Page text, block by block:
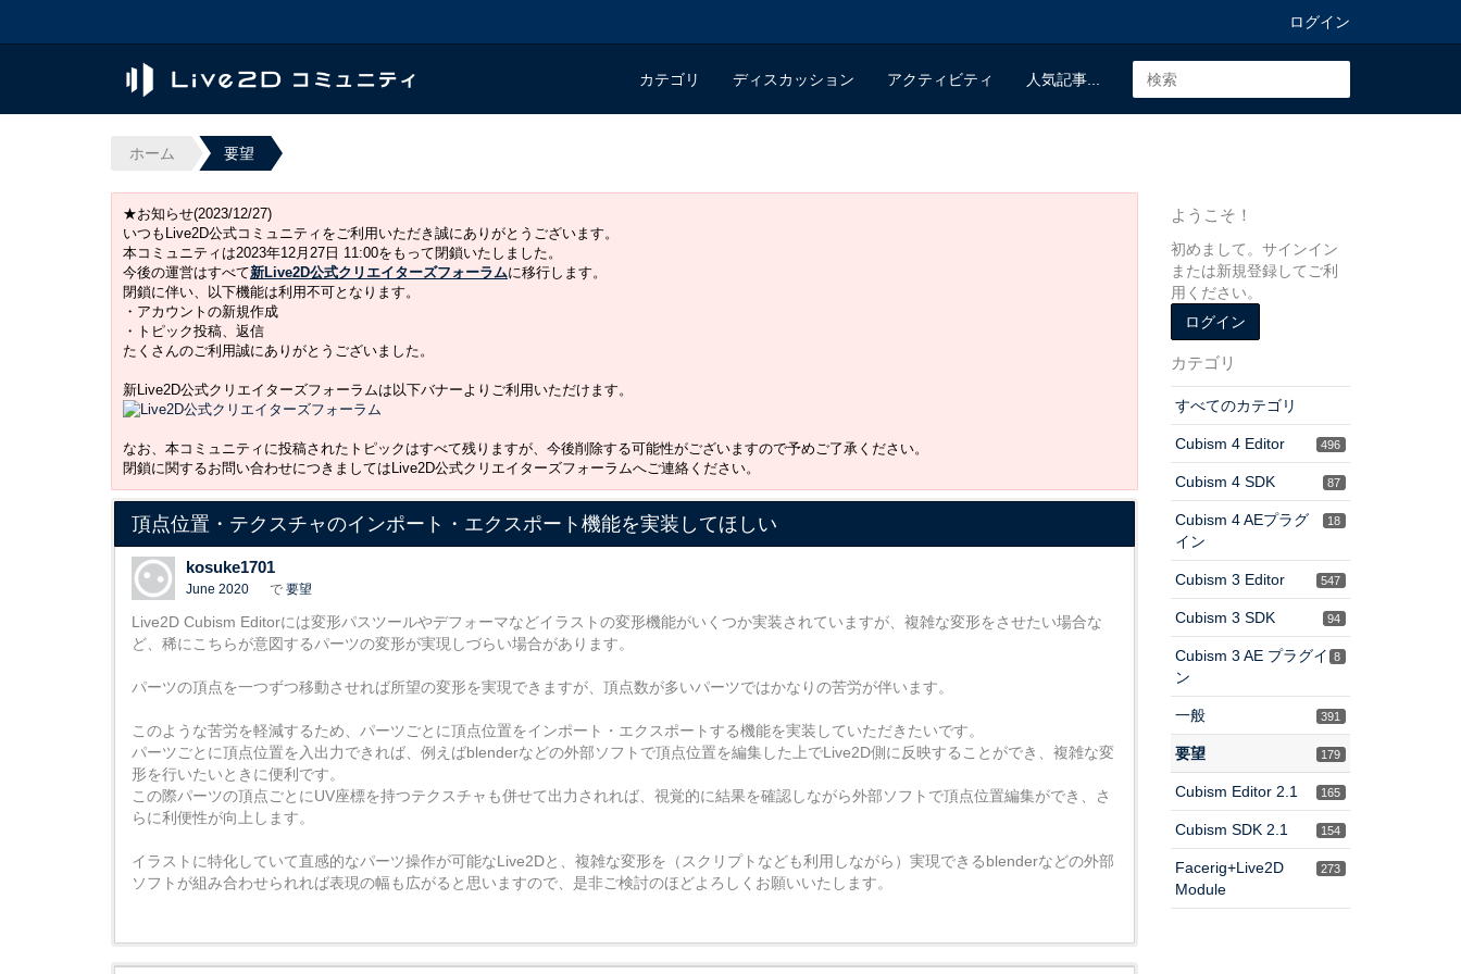
ログイン
カテゴリ ディスカッション アクティビティ 人気記事...
ホーム 要望
★お知らせ(2023/12/27)
いつもLive2D公式コミュニティをご利用いただき誠にありがとうございます。
本コミュニティは2023年12月27日 11:00をもって閉鎖いたしました。
今後の運営はすべて新Live2D公式クリエイターズフォーラムに移行します。
閉鎖に伴い、以下機能は利用不可となります。
・アカウントの新規作成
・トピック投稿、返信
たくさんのご利用誠にありがとうございました。
新Live2D公式クリエイターズフォーラムは以下バナーよりご利用いただけます。
なお、本コミュニティに投稿されたトピックはすべて残りますが、今後削除する可能性がございますので予めご了承ください。
閉鎖に関するお問い合わせにつきましてはLive2D公式クリエイターズフォーラムへご連絡ください。
頂点位置・テクスチャのインポート・エクスポート機能を実装してほしい
kosuke1701
June 2020 で 要望
Live2D Cubism Editorには変形パスツールやデフォーマなどイラストの変形機能がいくつか実装されていますが、複雑な変形をさせたい場合な
ど、稀にこちらが意図するパーツの変形が実現しづらい場合があります。
パーツの頂点を一つずつ移動させれば所望の変形を実現できますが、頂点数が多いパーツではかなりの苦労が伴います。
このような苦労を軽減するため、パーツごとに頂点位置をインポート・エクスポートする機能を実装していただきたいです。
パーツごとに頂点位置を入出力できれば、例えばblenderなどの外部ソフトで頂点位置を編集した上でLive2D側に反映することができ、複雑な変
形を行いたいときに便利です。
この際パーツの頂点ごとにUV座標を持つテクスチャも併せて出力されれば、視覚的に結果を確認しながら外部ソフトで頂点位置編集ができ、さ
らに利便性が向上します。
イラストに特化していて直感的なパーツ操作が可能なLive2Dと、複雑な変形を（スクリプトなども利用しながら）実現できるblenderなどの外部
ソフトが組み合わせられれば表現の幅も広がると思いますので、是非ご検討のほどよろしくお願いいたします。
ようこそ！
初めまして。サインイン
または新規登録してご利
用ください。
ログイン
カテゴリ
すべてのカテゴリ
496
Cubism 4 Editor
87
Cubism 4 SDK
18
Cubism 4 AEプラグ
イン
547
Cubism 3 Editor
94
Cubism 3 SDK
8
Cubism 3 AE プラグイ
ン
391
一般
179
要望
165
Cubism Editor 2.1
154
Cubism SDK 2.1
273
Facerig+Live2D
Module